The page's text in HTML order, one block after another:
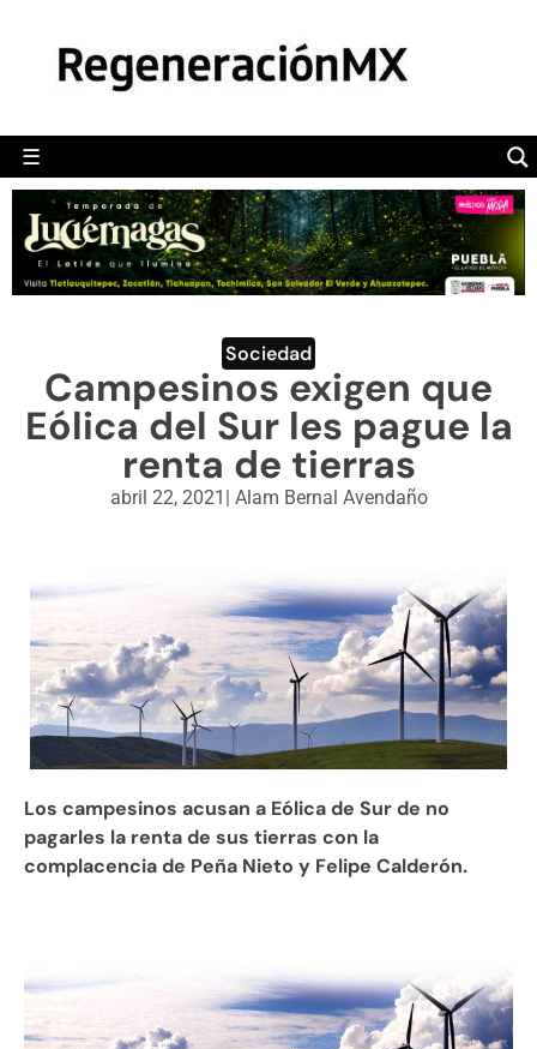
☰
POLÍTICA
CAMALEÓN
OPINIÓN
DEPORTES
ENGLISH SECTION
VIDEOS
Sociedad
Campesinos exigen que
Eólica del Sur les pague la
renta de tierras
abril 22, 2021 | Alam Bernal Avendaño
Los campesinos acusan a Eólica de Sur de no
pagarles la renta de sus tierras con la
complacencia de Peña Nieto y Felipe Calderón.